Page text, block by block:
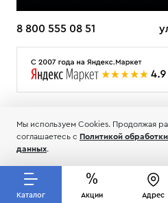
8 800 555 08 51
© 2006-2026 Пределанет
Каталог Акции Адрес
Мы используем Cookies. Продолжая
соглашаетесь с Политикой
данных.